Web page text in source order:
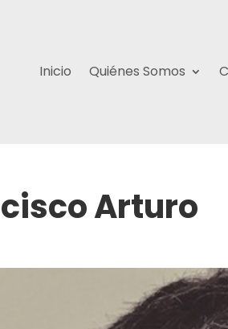
Inicio Quiénes Somos
Arturo